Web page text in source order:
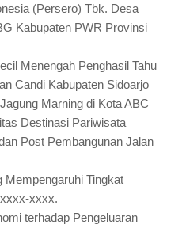
(Persero) Tbk. Desa
Kabupaten PWR Provinsi
Menengah Penghasil Tahu
Candi Kabupaten Sidoarjo
Marning di Kota ABC
Destinasi Pariwisata
Post Pembangunan Jalan
Tingkat
xxxx-xxxx.
terhadap Pengeluaran